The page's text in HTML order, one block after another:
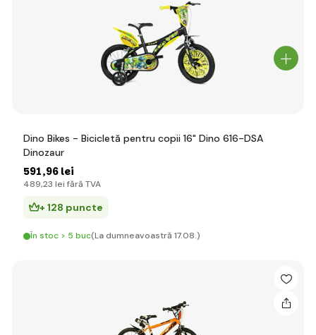
Dino Bikes - Bicicletă pentru copii 16" Dino 616-DSA
Dinozaur
591,96 lei
489,23 lei fără TVA
+ 128 puncte
În stoc > 5 buc(La dumneavoastră 17.08.)